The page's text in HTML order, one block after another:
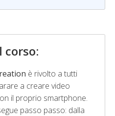
corso:
è rivolto a tutti
a creare video
il proprio smartphone.
passo passo: dalla